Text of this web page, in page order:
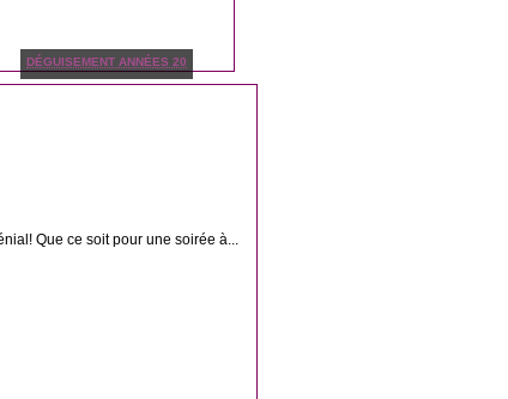
DÉGUISEMENT ANNÉES 20
Que ce soit pour une soirée à...